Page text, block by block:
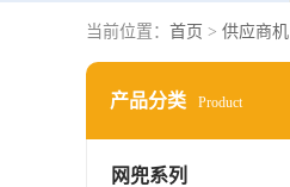
当前位置： 首页 > 供应商机
产品分类 Product
网兜系列